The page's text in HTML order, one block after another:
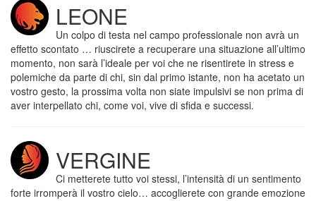
LEONE
Un colpo di testa nel campo professionale non avrà un
effetto scontato … riuscirete a recuperare una situazione all’ultimo
momento, non sarà l’ideale per voi che ne risentirete in stress e
polemiche da parte di chi, sin dal primo istante, non ha acetato un
vostro gesto, la prossima volta non siate impulsivi se non prima di
aver interpellato chi, come voi, vive di sfida e successi.
VERGINE
Ci metterete tutto voi stessi, l’intensità di un sentimento
forte irromperà il vostro cielo… accoglierete con grande emozione